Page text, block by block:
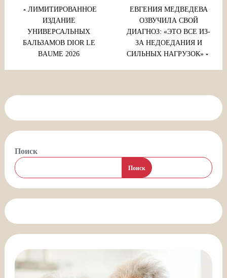
записям
ЛИМИТИРОВАННОЕ
ИЗДАНИЕ
УНИВЕРСАЛЬНЫХ
БАЛЬЗАМОВ DIOR LE
BAUME 2026
ЕВГЕНИЯ МЕДВЕДЕВА
ОЗВУЧИЛА СВОЙ
ДИАГНОЗ: «ЭТО ВСЕ ИЗ-
ЗА НЕДОЕДАНИЯ И
СИЛЬНЫХ НАГРУЗОК»
Поиск
Поиск